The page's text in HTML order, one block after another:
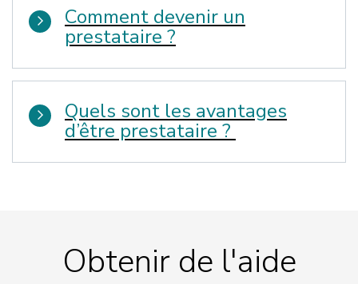
Comment devenir un
prestataire ?
Quels sont les avantages
d’être prestataire ?
Obtenir de l'aide